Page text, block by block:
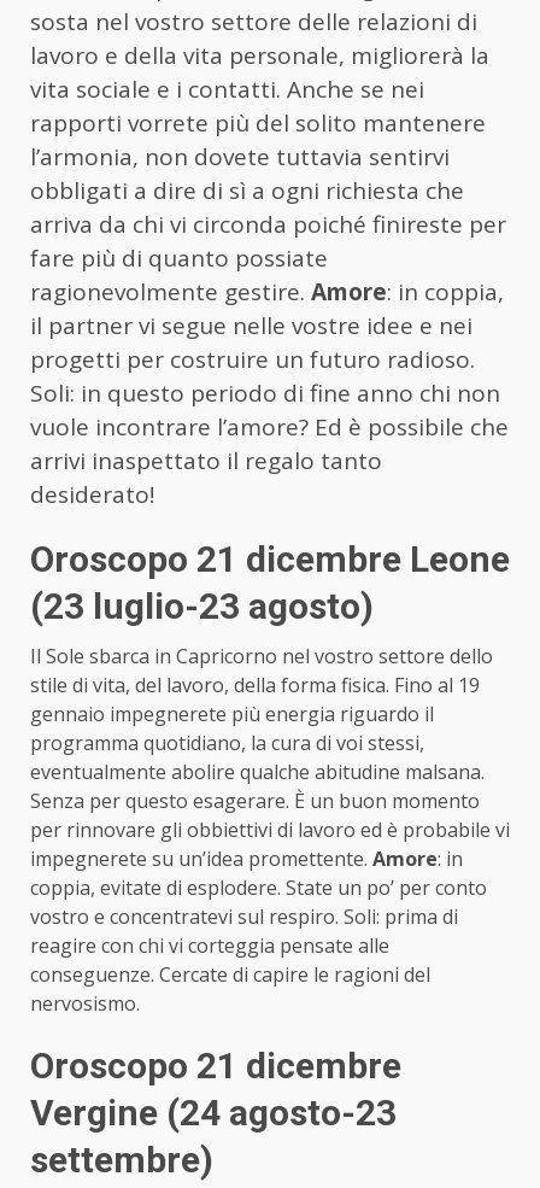
sosta nel vostro settore delle relazioni di
lavoro e della vita personale, migliorerà la
vita sociale e i contatti. Anche se nei
rapporti vorrete più del solito mantenere
l’armonia, non dovete tuttavia sentirvi
obbligati a dire di sì a ogni richiesta che
arriva da chi vi circonda poiché finireste per
fare più di quanto possiate
ragionevolmente gestire. Amore: in coppia,
il partner vi segue nelle vostre idee e nei
progetti per costruire un futuro radioso.
Soli: in questo periodo di fine anno chi non
vuole incontrare l’amore? Ed è possibile che
arrivi inaspettato il regalo tanto
desiderato!
Oroscopo 21 dicembre Leone
(23 luglio-23 agosto)
Il Sole sbarca in Capricorno nel vostro settore dello
stile di vita, del lavoro, della forma fisica. Fino al 19
gennaio impegnerete più energia riguardo il
programma quotidiano, la cura di voi stessi,
eventualmente abolire qualche abitudine malsana.
Senza per questo esagerare. È un buon momento
per rinnovare gli obbiettivi di lavoro ed è probabile vi
impegnerete su un’idea promettente. Amore: in
coppia, evitate di esplodere. State un po’ per conto
vostro e concentratevi sul respiro. Soli: prima di
reagire con chi vi corteggia pensate alle
conseguenze. Cercate di capire le ragioni del
nervosismo.
Oroscopo 21 dicembre
Vergine (24 agosto-23
settembre)